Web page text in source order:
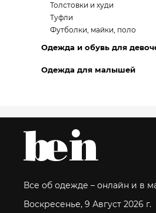
Толстовки и худи
Туфли
Футболки, майки, поло
Одежда и обувь для
Одежда для малышей
Все об одежде – онлайн и в
Воскресенье, 9 Август 2026 г.